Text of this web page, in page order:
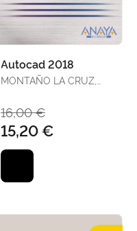
Autocad 2018
MONTAÑO LA CRUZ,
16,00 €
15,20 €